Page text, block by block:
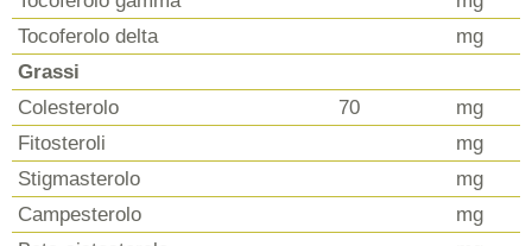
Tocoferolo delta
mg
Grassi
Colesterolo
70
mg
Fitosteroli
mg
Stigmasterolo
mg
Campesterolo
mg